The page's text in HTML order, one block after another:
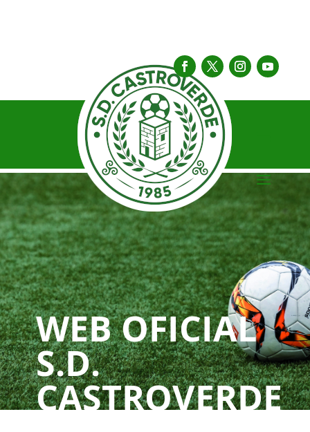
WEB OFICIAL
S.D.
CASTROVERDE